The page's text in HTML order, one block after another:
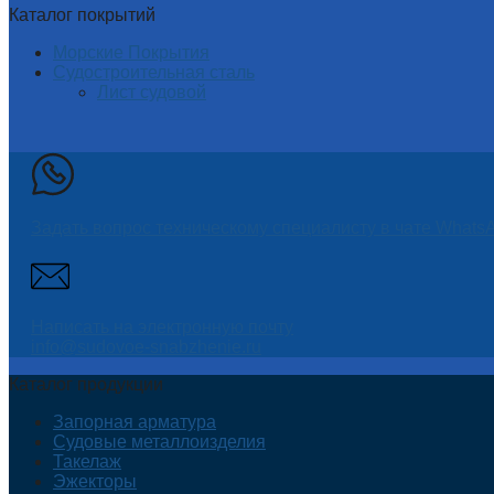
Каталог покрытий
Морские Покрытия
Судостроительная сталь
Лист судовой
Каталог продукции
Запорная арматура
Судовые металлоизделия
Такелаж
Эжекторы